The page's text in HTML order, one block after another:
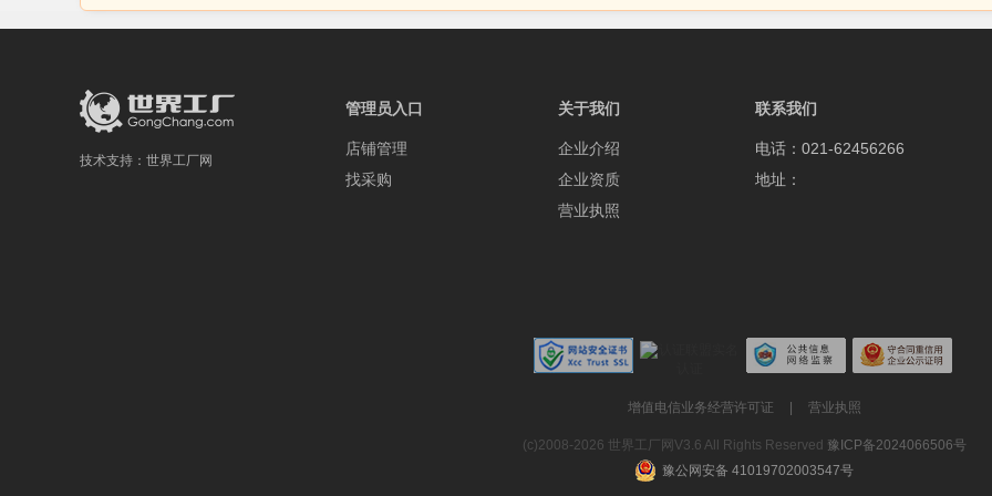
技术支持： 世界工厂网
管理员入口
店铺管理
找采购
关于我们
企业介绍
企业资质
营业执照
联系我们
电话：021-62456266
地址：
增值电信业务经营许可证 营业执照
(c)2008-2026 世界工厂网V3.6 All Rights Reserved 豫ICP备2024066506号
豫公网安备 41019702003547号